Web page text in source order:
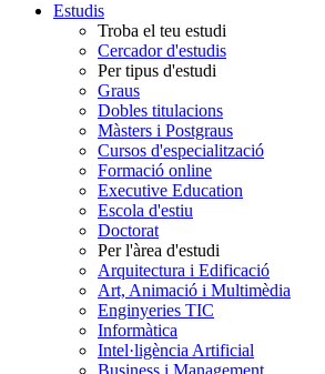
Estudis
Troba el teu estudi
Cercador d'estudis
Per tipus d'estudi
Graus
Dobles titulacions
Màsters i Postgraus
Cursos d'especialització
Formació online
Executive Education
Escola d'estiu
Doctorat
Per l'àrea d'estudi
Arquitectura i Edificació
Art, Animació i Multimèdia
Enginyeries TIC
Informàtica
Intel·ligència Artificial
Business i Management